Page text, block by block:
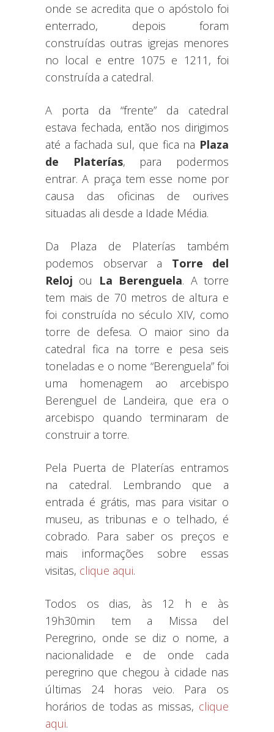
onde se acredita que o apóstolo foi
enterrado, depois foram
construídas outras igrejas menores
no local e entre 1075 e 1211, foi
construída a catedral.
A porta da “frente” da catedral
estava fechada, então nos dirigimos
até a fachada sul, que fica na Plaza
de Platerías, para podermos
entrar. A praça tem esse nome por
causa das oficinas de ourives
situadas ali desde a Idade Média.
Da Plaza de Platerías também
podemos observar a Torre del
Reloj ou La Berenguela. A torre
tem mais de 70 metros de altura e
foi construída no século XIV, como
torre de defesa. O maior sino da
catedral fica na torre e pesa seis
toneladas e o nome “Berenguela” foi
uma homenagem ao arcebispo
Berenguel de Landeira, que era o
arcebispo quando terminaram de
construir a torre.
Pela Puerta de Platerías entramos
na catedral. Lembrando que a
entrada é grátis, mas para visitar o
museu, as tribunas e o telhado, é
cobrado. Para saber os preços e
mais informações sobre essas
visitas, clique aqui.
Todos os dias, às 12 h e às
19h30min tem a Missa del
Peregrino, onde se diz o nome, a
nacionalidade e de onde cada
peregrino que chegou à cidade nas
últimas 24 horas veio. Para os
horários de todas as missas, clique
aqui.